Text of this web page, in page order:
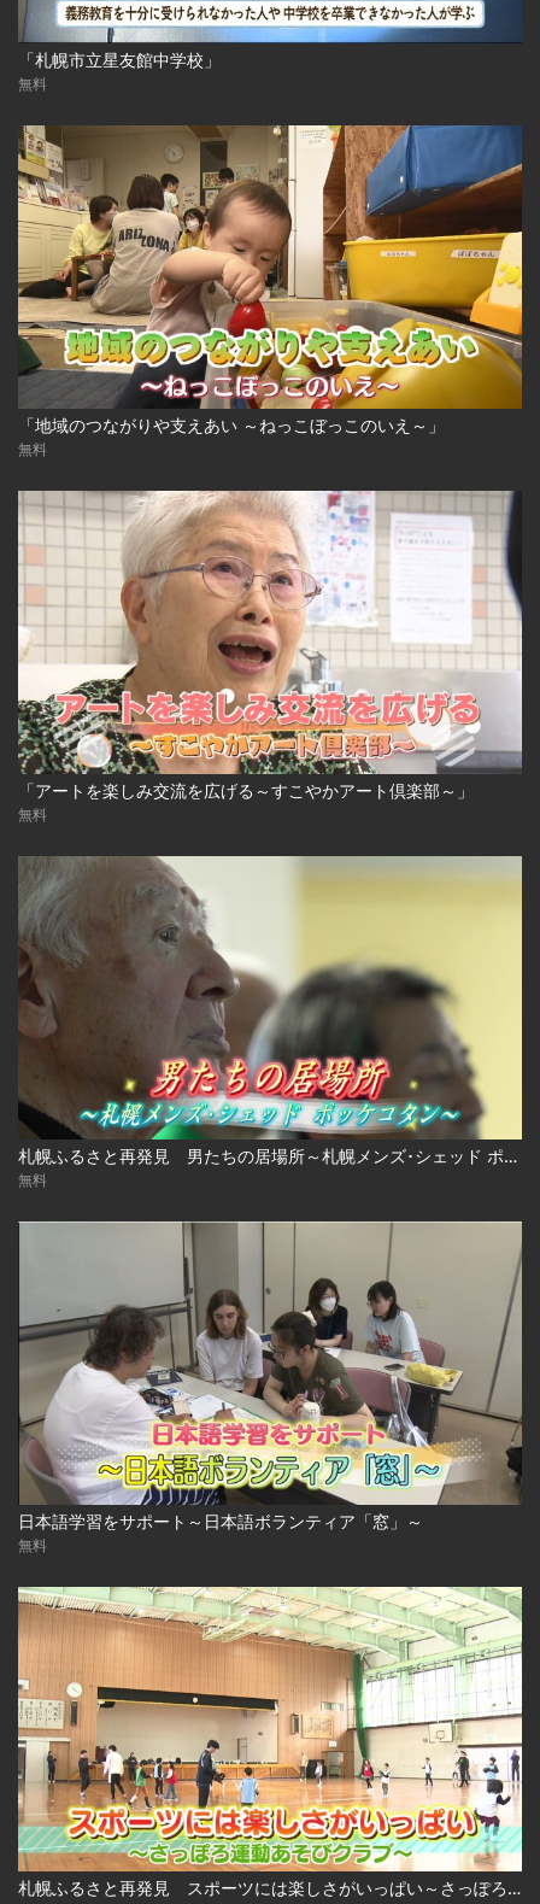
「札幌市立星友館中学校」
無料
「地域のつながりや支えあい ～ねっこぼっこのいえ～」
無料
「アートを楽しみ交流を広げる～すこやかアート倶楽部～」
無料
札幌ふるさと再発見 男たちの居場所～札幌メンズ･シェッド ポッケコタン～
無料
日本語学習をサポート～日本語ボランティア「窓」～
無料
札幌ふるさと再発見 スポーツには楽しさがいっぱい～さっぽろ運動あそびクラブ～